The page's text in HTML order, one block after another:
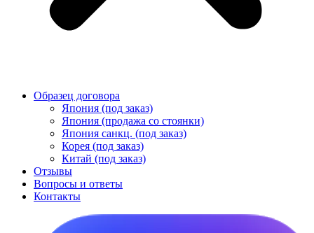
Образец договора
Япония (под заказ)
Япония (продажа со стоянки)
Япония санкц. (под заказ)
Корея (под заказ)
Китай (под заказ)
Отзывы
Вопросы и ответы
Контакты